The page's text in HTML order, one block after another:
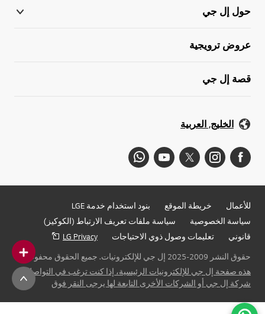
حول إل جي
عروض ترويجية
قصة إل جي
الخليج, العربية
للأعمال خريطة الموقع
بنود استخدام خدمة LGE
سياسة الخصوصية
سياسة ملفات تعريف الارتباط (الكوكيز)
قانوني
تعليمات وصول ذوي الاحتياجات
LG Privacy
حقوق النشر 2009-2025 إل جي للإلكترونيات. جميع الحقوق محفوظة
هذه صفحة إل جي للإلكترونيات الرئيسية، إذا كنت ترغب في التواصل مع
شركة إل جي أو الشركات الأخرى التابعة لها يرجى النقر فوق